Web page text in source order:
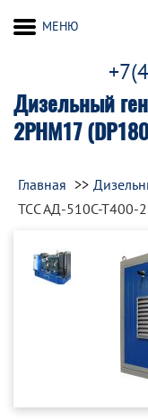
Дизельный
2РНМ17
МЕНЮ
Главная
ТСС АД-510С-Т400-